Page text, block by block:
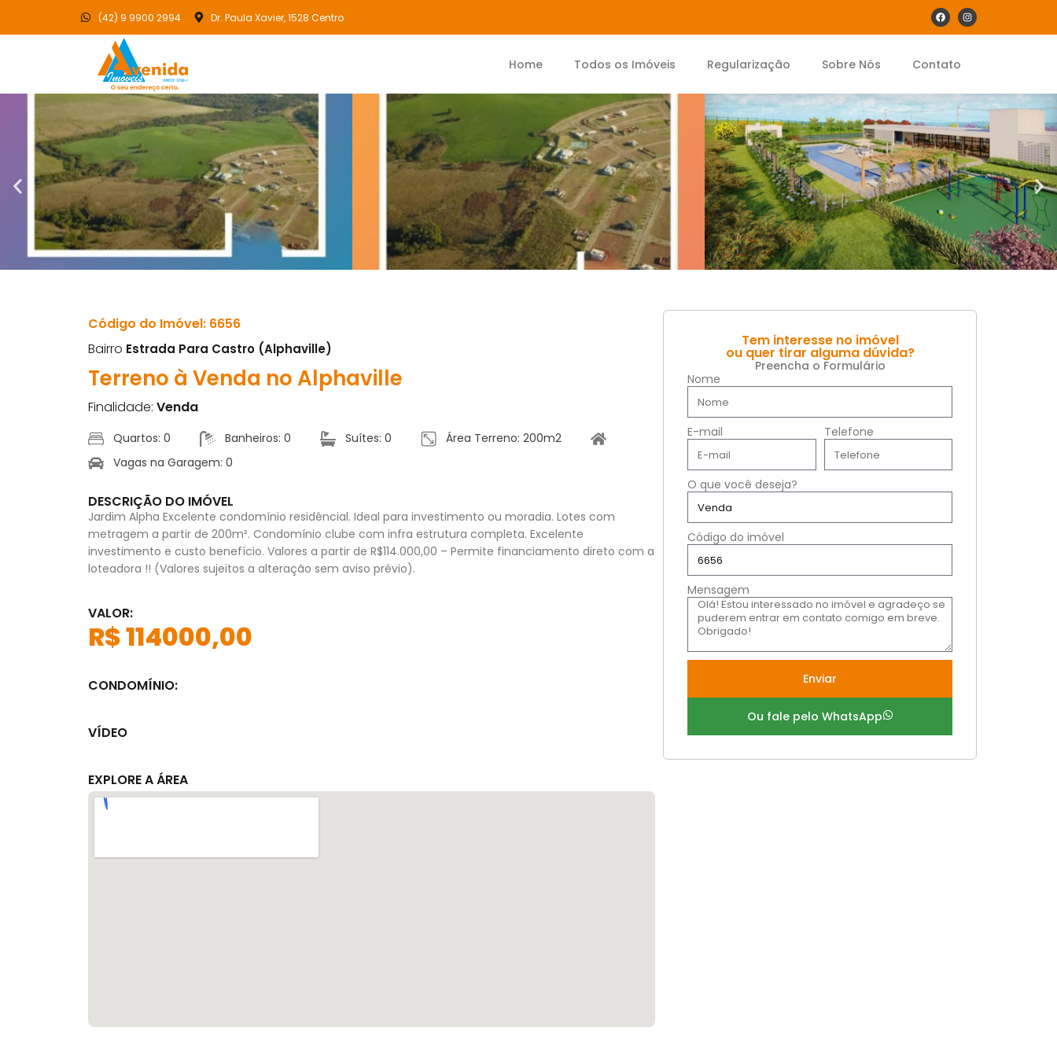
(42) 9 9900 2994 Dr. Paula Xavier, 1528 Centro
Home Todos os Imóveis Regularização Sobre Nós Contato
Código do Imóvel: 6656
Bairro Estrada Para Castro (Alphaville)
Terreno à Venda no Alphaville
Finalidade: Venda
Quartos: 0 Banheiros: 0 Suítes: 0
Área Terreno: 200m2
Vagas na Garagem: 0
DESCRIÇÃO DO IMÓVEL
Jardim Alpha Excelente condomínio residêncial. Ideal para investimento ou moradia. Lotes com
metragem a partir de 200m². Condomínio clube com infra estrutura completa. Excelente
investimento e custo benefício. Valores a partir de R$114.000,00 – Permite financiamento direto com a
loteadora !! (Valores sujeitos a alteração sem aviso prévio).
VALOR:
R$ 114000,00
CONDOMÍNIO:
VÍDEO
EXPLORE A ÁREA
Tem interesse no imóvel
ou quer tirar alguma dúvida?
Preencha o Formulário
Nome
E-mail Telefone
O que você deseja?
Código do imóvel
Mensagem
Enviar
Ou fale pelo WhatsApp